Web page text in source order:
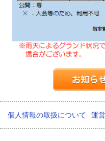
個人情報の取扱について 運